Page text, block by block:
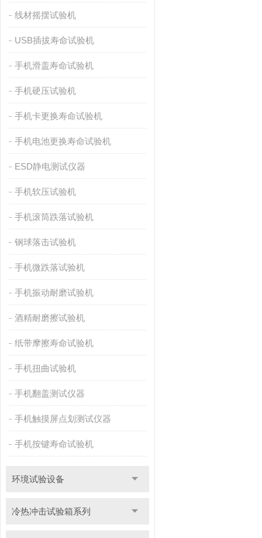
线材摇摆试验机
USB插拔寿命试验机
手机滑盖寿命试验机
手机硬压试验机
手机卡更换寿命试验机
手机电池更换寿命试验机
ESD静电测试仪器
手机软压试验机
手机滚筒跌落试验机
钢球落击试验机
手机微跌落试验机
手机振动耐磨试验机
酒精耐磨擦试验机
纸带摩擦寿命试验机
手机扭曲试验机
手机翻盖测试仪器
手机触摸屏点划测试仪器
手机按键寿命试验机
环境试验设备
冷热冲击试验箱系列